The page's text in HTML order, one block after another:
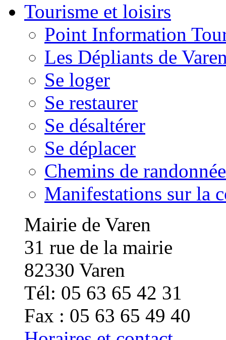
Tourisme et loisirs
Point Information
Les Dépliants de
Se loger
Se restaurer
Se désaltérer
Se déplacer
Chemins de randonnée
Manifestations sur la
Mairie de Varen
31 rue de la mairie
82330 Varen
Tél: 05 63 65 42 31
Fax : 05 63 65 49 40